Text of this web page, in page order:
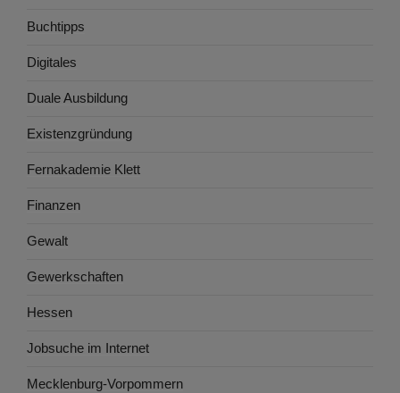
Buchtipps
Digitales
Duale Ausbildung
Existenzgründung
Fernakademie Klett
Finanzen
Gewalt
Gewerkschaften
Hessen
Jobsuche im Internet
Mecklenburg-Vorpommern